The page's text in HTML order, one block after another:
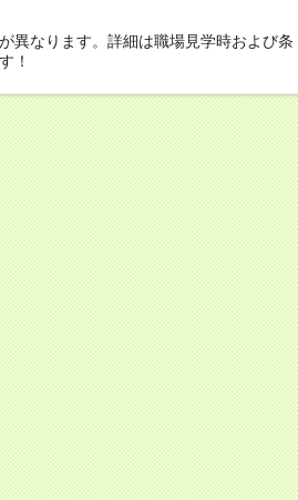
異なります。詳細は職場見学時および条
！